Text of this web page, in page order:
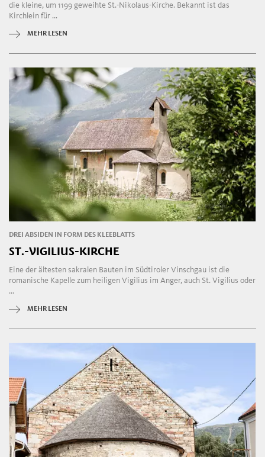
die kleine, um 1199 geweihte St.-Nikolaus-Kirche. Bekannt ist das
Kirchlein für ...
MEHR LESEN
DREI ABSIDEN IN FORM DES KLEEBLATTS
ST.-VIGILIUS-KIRCHE
Eine der ältesten sakralen Bauten im Südtiroler Vinschgau ist die
romanische Kapelle zum heiligen Vigilius im Anger, auch St. Vigilius oder
...
MEHR LESEN